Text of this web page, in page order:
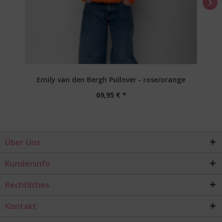
Emily van den Bergh Pullover - rose/orange
69,95 € *
Über Uns
Kundeninfo
Rechtliches
Kontakt